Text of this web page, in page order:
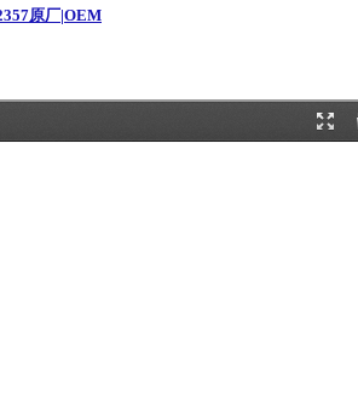
原厂|OEM